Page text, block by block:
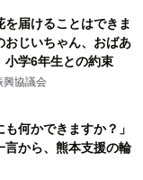
を届けることはできま
おじいちゃん、おばあ
小学6年生との約束
興協議会
も何かできますか？」
言から、熊本支援の輪